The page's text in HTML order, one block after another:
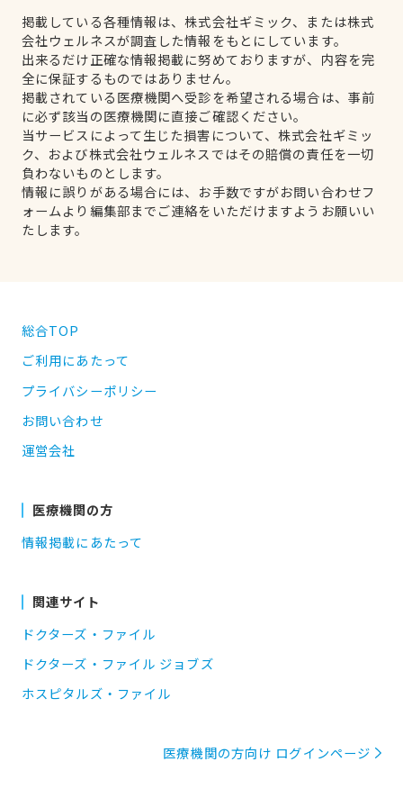
掲載している各種情報は、株式会社ギミック、または株式
会社ウェルネスが調査した情報をもとにしています。
出来るだけ正確な情報掲載に努めておりますが、内容を完
全に保証するものではありません。
掲載されている医療機関へ受診を希望される場合は、事前
に必ず該当の医療機関に直接ご確認ください。
当サービスによって生じた損害について、株式会社ギミッ
ク、および株式会社ウェルネスではその賠償の責任を一切
負わないものとします。
情報に誤りがある場合には、お手数ですがお問い合わせフ
ォームより編集部までご連絡をいただけますようお願いい
たします。
総合TOP
ご利用にあたって
プライバシーポリシー
お問い合わせ
運営会社
医療機関の方
情報掲載にあたって
関連サイト
ドクターズ・ファイル
ドクターズ・ファイル ジョブズ
ホスピタルズ・ファイル
医療機関の方向け ログインページ